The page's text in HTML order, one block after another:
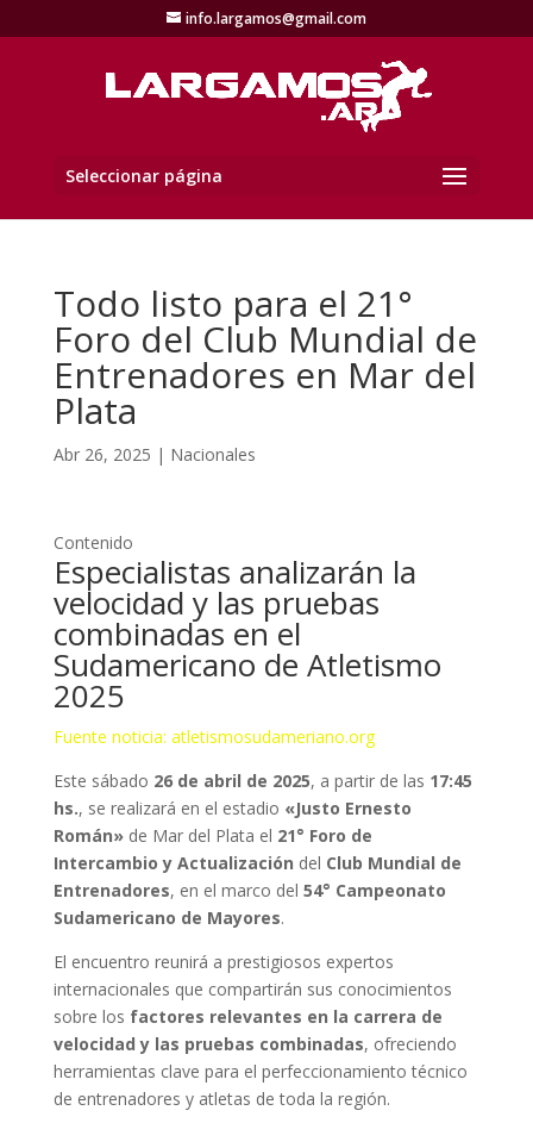
info.largamos@gmail.com
Seleccionar página
Todo listo para el 21°
Foro del Club Mundial de
Entrenadores en Mar del
Plata
Abr 26, 2025 | Nacionales
Contenido
Especialistas analizarán la
velocidad y las pruebas
combinadas en el
Sudamericano de Atletismo
2025
Fuente noticia: atletismosudameriano.org
Este sábado 26 de abril de 2025, a partir de las 17:45
hs., se realizará en el estadio «Justo Ernesto
Román»de Mar del Plata el 21° Foro de
Intercambio y Actualización del Club Mundial de
Entrenadores, en el marco del 54° Campeonato
Sudamericano de Mayores.
El encuentro reunirá a prestigiosos expertos
internacionales que compartirán sus conocimientos
sobre los factores relevantes en la carrera de
velocidad y las pruebas combinadas, ofreciendo
herramientas clave para el perfeccionamiento técnico
de entrenadores y atletas de toda la región.